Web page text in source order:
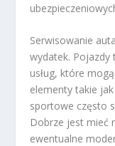
Serwisowanie
wydatek. Pojazdy
usług, które
elementy takie
sportowe często
Dobrze jest mieć
ewentualne